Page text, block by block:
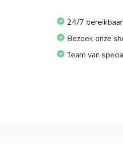
24/7 bereikbaar
Bezoek onze
Team van